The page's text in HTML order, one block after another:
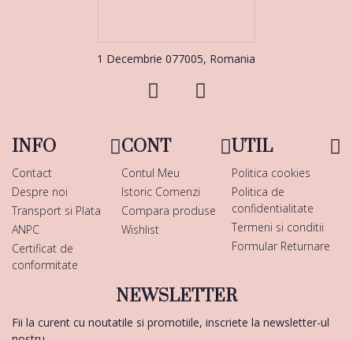
1 Decembrie 077005, Romania
INFO
Contact
Despre noi
Transport si Plata
ANPC
Certificat de
conformitate
CONT
Contul Meu
Istoric Comenzi
Compara produse
Wishlist
UTIL
Politica cookies
Politica de
confidentialitate
Termeni si conditii
Formular Returnare
NEWSLETTER
Fii la curent cu noutatile si promotiile, inscriete la newsletter-ul